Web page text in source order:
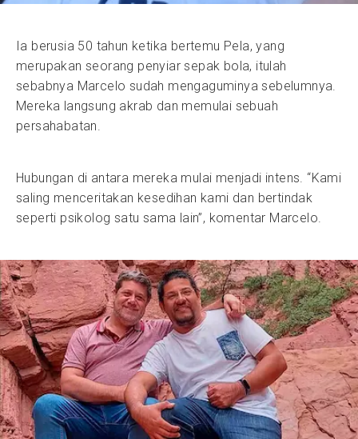
Ia berusia 50 tahun ketika bertemu Pela, yang
merupakan seorang penyiar sepak bola, itulah
sebabnya Marcelo sudah mengaguminya sebelumnya.
Mereka langsung akrab dan memulai sebuah
persahabatan.
Hubungan di antara mereka mulai menjadi intens. “Kami
saling menceritakan kesedihan kami dan bertindak
seperti psikolog satu sama lain”, komentar Marcelo.